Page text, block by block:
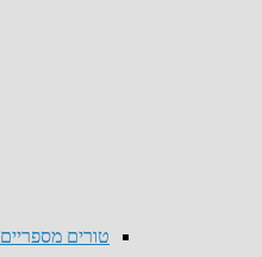
טורים מספריים